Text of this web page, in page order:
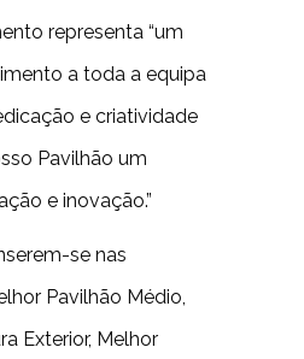
representa “um
a toda a equipa
e criatividade
Pavilhão um
e inovação.”
se nas
Pavilhão Médio,
Exterior, Melhor